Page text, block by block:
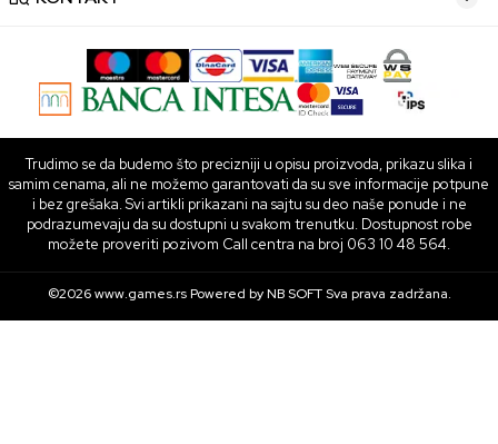
Trudimo se da budemo što precizniji u opisu proizvoda, prikazu slika i
samim cenama, ali ne možemo garantovati da su sve informacije potpune
i bez grešaka. Svi artikli prikazani na sajtu su deo naše ponude i ne
podrazumevaju da su dostupni u svakom trenutku. Dostupnost robe
možete proveriti pozivom Call centra na broj 063 10 48 564.
©2026www.games.rs Powered byNB SOFTSva prava zadržana.